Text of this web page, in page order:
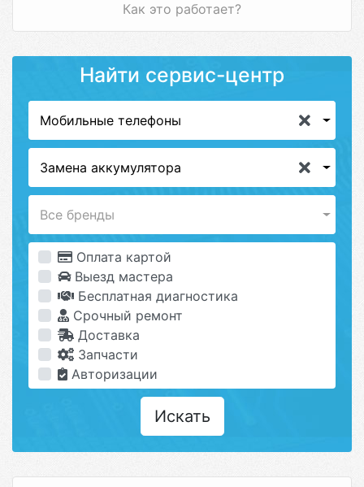
Как это работает?
Найти сервис-центр
Мобильные телефоны
Замена аккумулятора
Все бренды
Оплата картой
Выезд мастера
Бесплатная диагностика
Срочный ремонт
Доставка
Запчасти
Авторизации
Искать